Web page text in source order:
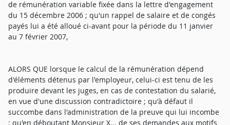
de rémunération variable fixée dans la lettre d'engagement
du 15 décembre 2006 ; qu'un rappel de salaire et de congés
payés lui a été alloué ci-avant pour la période du 11 janvier
au 7 février 2007,
ALORS QUE lorsque le calcul de la rémunération dépend
d'éléments détenus par l'employeur, celui-ci est tenu de les
produire devant les juges, en cas de contestation du salarié,
en vue d'une discussion contradictoire ; qu'à défaut il
succombe dans l'administration de la preuve qui lui incombe
; qu'en déboutant Monsieur X... de ses demandes aux motifs